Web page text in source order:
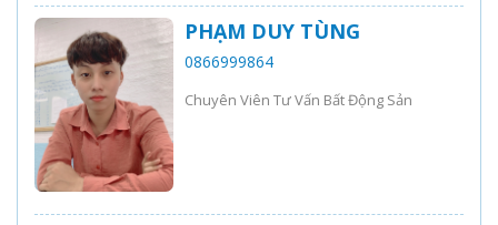
PHẠM DUY TÙNG
0866999864
Chuyên Viên Tư Vấn Bất Động Sản